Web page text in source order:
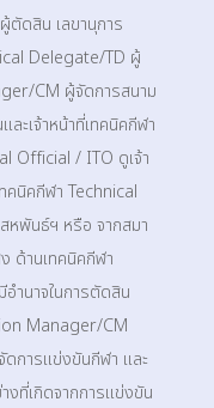
ตัดสิน เลขานุการ
Delegate/TD ผู้
CM​ ผู้จัดการสนาม
เจ้าหน้าที่เทคนิคกีฬา
Official / ITO​ ดูเจ้า
นิคกีฬา Technical
หพันธ์ฯ หรือ จากสมา
ด้านเทคนิคกีฬา
ำนาจในการตัดสิน
Manager/CM
ดการแข่งขันกีฬา และ
ที่เกิดจากการแข่งขัน